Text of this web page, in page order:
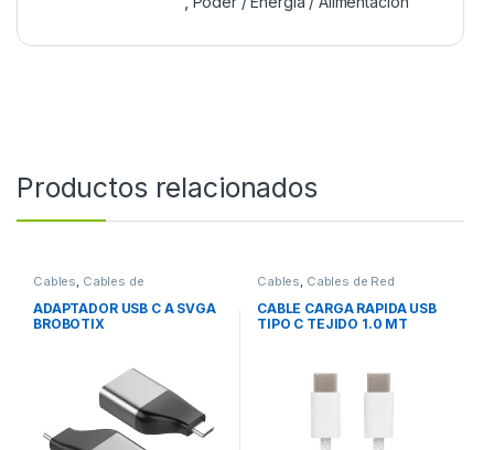
Productos relacionados
Cables Cables de
Computadora
ADAPTADOR USB C A SVGA
BROBOTIX
Cables Cables de Red
CABLE CARGA RAPIDA USB
TIPO C TEJIDO 1.0 MT